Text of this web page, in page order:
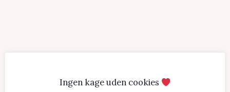
Ingen kage uden cookies